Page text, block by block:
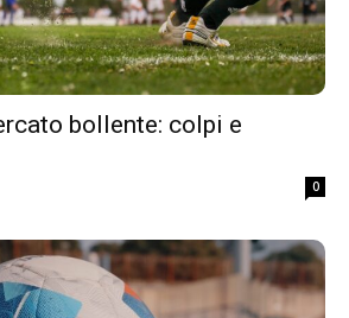
bollente: colpi e
0